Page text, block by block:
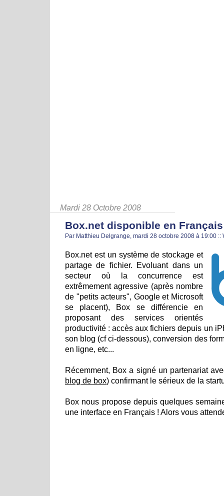
Mardi 28 Octobre 2008
Box.net disponible en
Par Matthieu Delgrange, mardi 28 octobre 2008 à 19:00 ::
Box.net est un système de stockage et
partage de fichier. Evoluant dans un
secteur où la concurrence est
extrêmement agressive (après nombre
de "petits acteurs", Google et Microsoft
se placent), Box se différencie en
proposant des services orientés
productivité : accès aux fichiers depuis un
son blog (cf ci-dessous), conversion des
en ligne, etc...
Récemment, Box a signé un partenariat
blog de box) confirmant le sérieux de la
Box nous propose depuis quelques
une interface en Français ! Alors vous